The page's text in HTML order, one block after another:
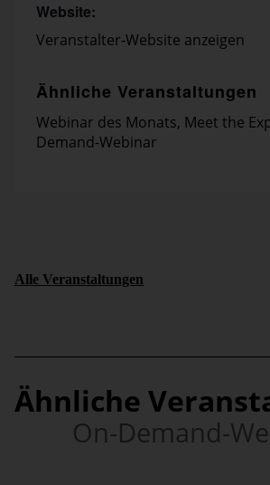
Website:
Veranstalter-Website anzeigen
Ähnliche Veranstaltungen
Webinar des Monats, Meet the
Demand-Webinar
Alle Veranstaltungen
Ähnliche
On-Demand-